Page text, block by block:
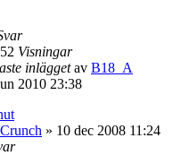
Visningar
inläggetav B18_A
2010 23:38
» 10 dec 2008 11:24